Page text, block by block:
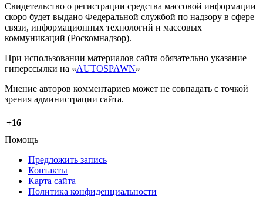
Свидетельство о регистрации средства массовой информации
скоро будет выдано Федеральной службой по надзору в сфере
связи, информационных технологий и массовых
коммуникаций (Роскомнадзор).
При использовании материалов сайта обязательно указание
гиперссылки на «AUTOSPAWN»
Мнение авторов комментариев может не совпадать с точкой
зрения администрации сайта.
+16
Помощь
Предложить запись
Контакты
Карта сайта
Политика конфиденциальности